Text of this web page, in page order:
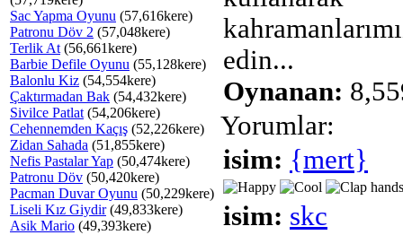
Sac Yapma Oyunu (57,616kere)
Patronu Döv 2 (57,048kere)
Terlik At (56,661kere)
Barbie Defile Oyunu (55,128kere)
Balonlu Kiz (54,554kere)
Çaktırmadan Bak (54,432kere)
Sivilce Patlat (54,206kere)
Cehennemden Kaçış (52,226kere)
Zidan Sahada (51,855kere)
Nefis Pastalar Yap (50,474kere)
Patronu Döv (50,420kere)
Pacman Duvar Oyunu (50,229kere)
Liseli Kız Giydir(49,833kere)
Asik Mario (49,393kere)
edin...
Oynanan:
Yorumlar:
isim: {mert}
isim: skc